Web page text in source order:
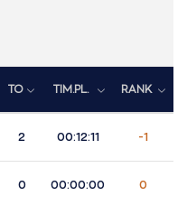
TO TIM.PL. RANK
2 00:12:11 -1
0 00:00:00 0